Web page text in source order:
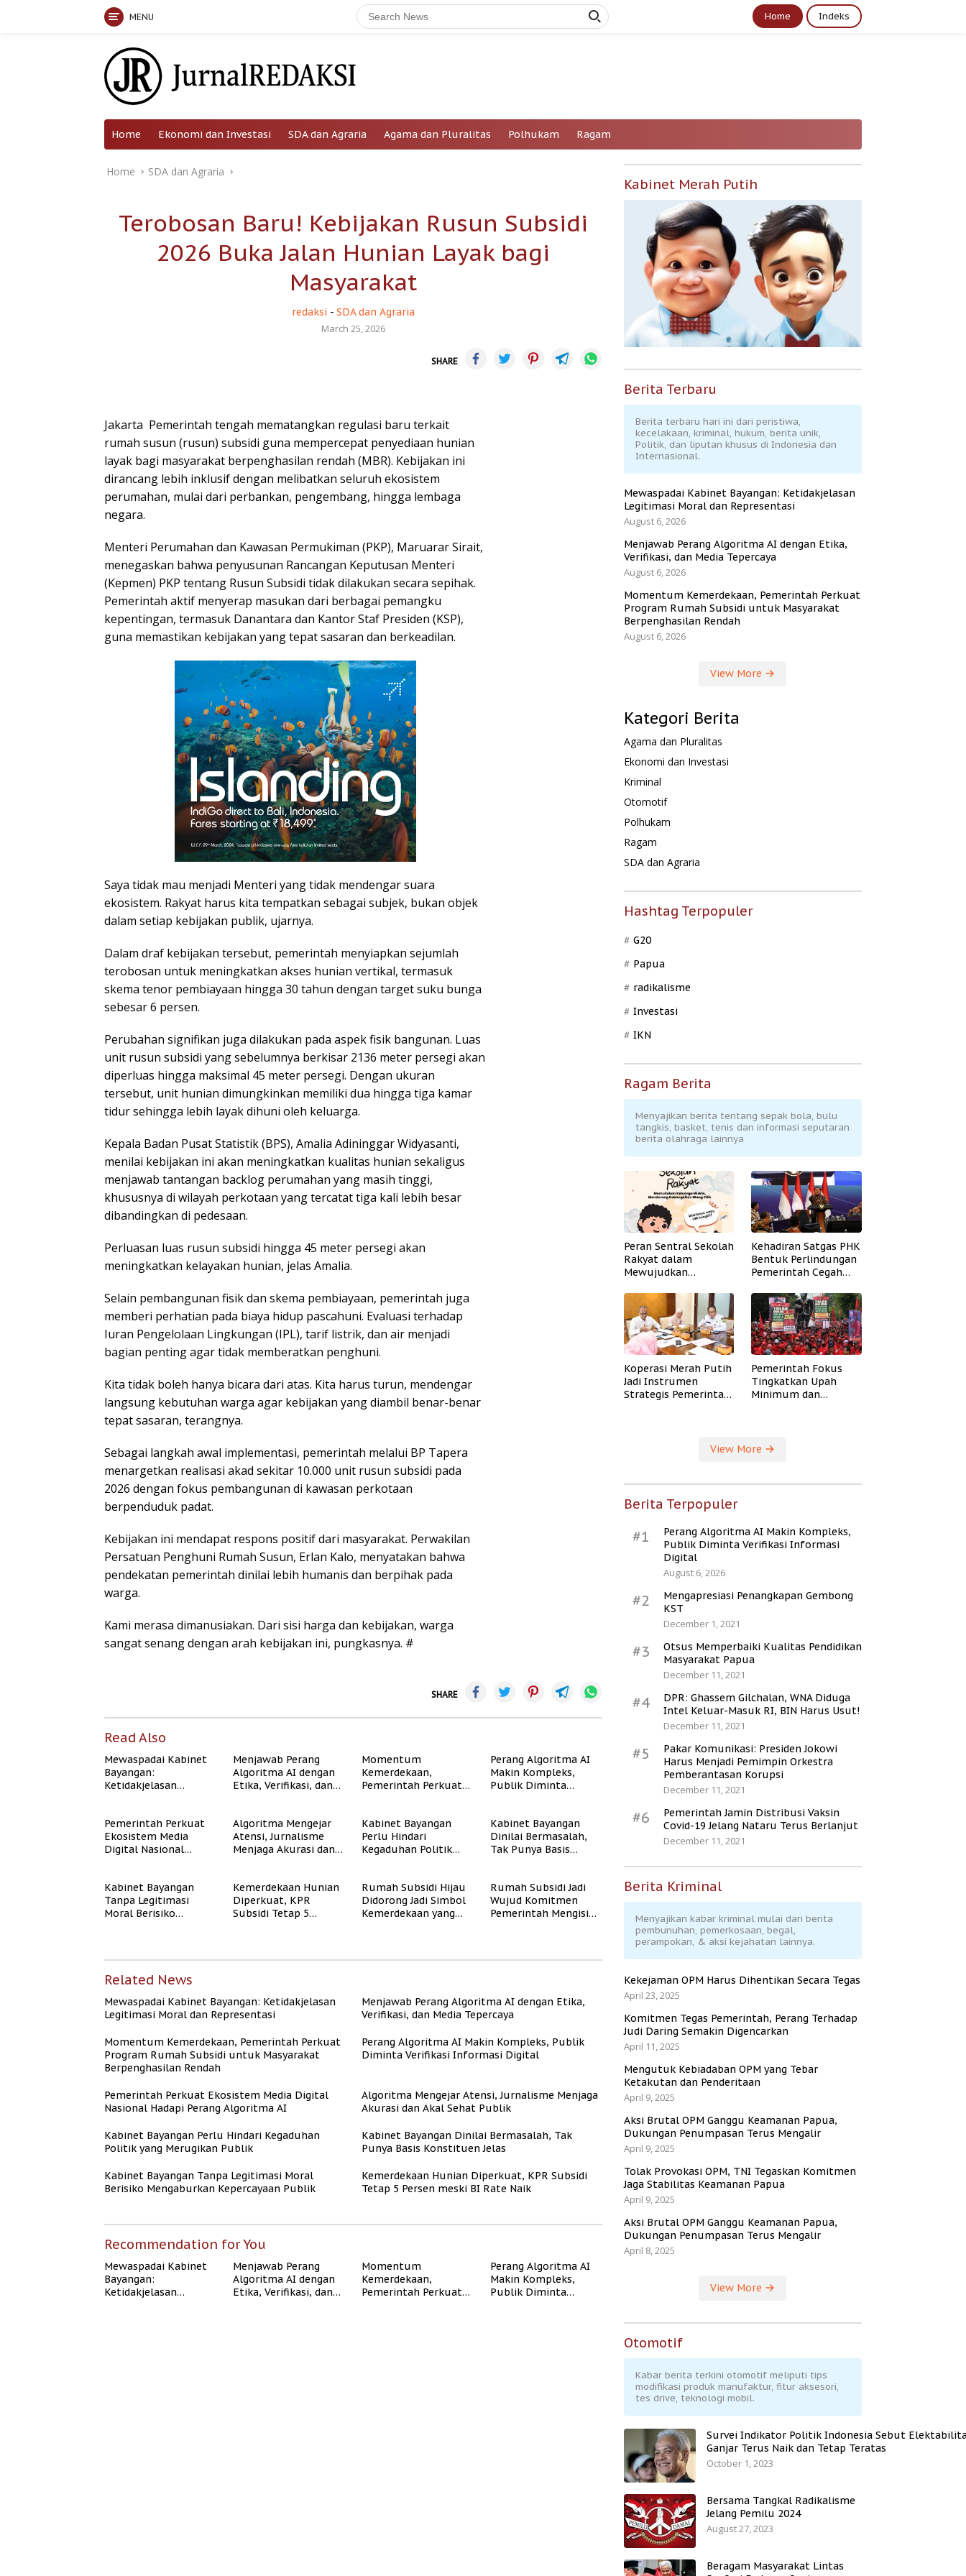
MENU Home Indeks
Home Ekonomi dan Investasi SDA dan Agraria Agama dan Pluralitas Polhukam Ragam
Home SDA dan Agraria
Terobosan Baru! Kebijakan Rusun Subsidi
2026 Buka Jalan Hunian Layak bagi
Masyarakat
redaksi - SDA dan Agraria
March 25, 2026
SHARE
Jakarta  Pemerintah tengah mematangkan regulasi baru terkait
rumah susun (rusun) subsidi guna mempercepat penyediaan hunian
layak bagi masyarakat berpenghasilan rendah (MBR). Kebijakan ini
dirancang lebih inklusif dengan melibatkan seluruh ekosistem
perumahan, mulai dari perbankan, pengembang, hingga lembaga
negara.
Menteri Perumahan dan Kawasan Permukiman (PKP), Maruarar Sirait,
menegaskan bahwa penyusunan Rancangan Keputusan Menteri
(Kepmen) PKP tentang Rusun Subsidi tidak dilakukan secara sepihak.
Pemerintah aktif menyerap masukan dari berbagai pemangku
kepentingan, termasuk Danantara dan Kantor Staf Presiden (KSP),
guna memastikan kebijakan yang tepat sasaran dan berkeadilan.
Saya tidak mau menjadi Menteri yang tidak mendengar suara
ekosistem. Rakyat harus kita tempatkan sebagai subjek, bukan objek
dalam setiap kebijakan publik, ujarnya.
Dalam draf kebijakan tersebut, pemerintah menyiapkan sejumlah
terobosan untuk meningkatkan akses hunian vertikal, termasuk
skema tenor pembiayaan hingga 30 tahun dengan target suku bunga
sebesar 6 persen.
Perubahan signifikan juga dilakukan pada aspek fisik bangunan. Luas
unit rusun subsidi yang sebelumnya berkisar 2136 meter persegi akan
diperluas hingga maksimal 45 meter persegi. Dengan ukuran
tersebut, unit hunian dimungkinkan memiliki dua hingga tiga kamar
tidur sehingga lebih layak dihuni oleh keluarga.
Kepala Badan Pusat Statistik (BPS), Amalia Adininggar Widyasanti,
menilai kebijakan ini akan meningkatkan kualitas hunian sekaligus
menjawab tantangan backlog perumahan yang masih tinggi,
khususnya di wilayah perkotaan yang tercatat tiga kali lebih besar
dibandingkan di pedesaan.
Perluasan luas rusun subsidi hingga 45 meter persegi akan
meningkatkan kelayakan hunian, jelas Amalia.
Selain pembangunan fisik dan skema pembiayaan, pemerintah juga
memberi perhatian pada biaya hidup pascahuni. Evaluasi terhadap
Iuran Pengelolaan Lingkungan (IPL), tarif listrik, dan air menjadi
bagian penting agar tidak memberatkan penghuni.
Kita tidak boleh hanya bicara dari atas. Kita harus turun, mendengar
langsung kebutuhan warga agar kebijakan yang diambil benar-benar
tepat sasaran, terangnya.
Sebagai langkah awal implementasi, pemerintah melalui BP Tapera
menargetkan realisasi akad sekitar 10.000 unit rusun subsidi pada
2026 dengan fokus pembangunan di kawasan perkotaan
berpenduduk padat.
Kebijakan ini mendapat respons positif dari masyarakat. Perwakilan
Persatuan Penghuni Rumah Susun, Erlan Kalo, menyatakan bahwa
pendekatan pemerintah dinilai lebih humanis dan berpihak pada
warga.
Kami merasa dimanusiakan. Dari sisi harga dan kebijakan, warga
sangat senang dengan arah kebijakan ini, pungkasnya. #
SHARE
Read Also
Mewaspadai Kabinet
Bayangan:
Ketidakjelasan
Menjawab Perang
Algoritma AI dengan
Etika, Verifikasi, dan
Momentum
Kemerdekaan,
Pemerintah Perkuat
Masyarakat
Berpenghasilan
Rendah
Perang Algoritma AI
Makin Kompleks,
Publik Diminta
Pemerintah Perkuat
Ekosistem Media
Digital Nasional
Algoritma Mengejar
Atensi, Jurnalisme
Menjaga Akurasi dan
Kabinet Bayangan
Perlu Hindari
Kegaduhan Politik
Kabinet Bayangan
Dinilai Bermasalah,
Tak Punya Basis
Kabinet Bayangan
Tanpa Legitimasi
Moral Berisiko
Kemerdekaan Hunian
Diperkuat, KPR
Subsidi Tetap 5
Rumah Subsidi Hijau
Didorong Jadi Simbol
Kemerdekaan yang
Rumah Subsidi Jadi
Wujud Komitmen
Pemerintah Mengisi
Related News
Mewaspadai Kabinet Bayangan: Ketidakjelasan
Legitimasi Moral dan Representasi
Menjawab Perang Algoritma AI dengan Etika,
Verifikasi, dan Media Tepercaya
Momentum Kemerdekaan, Pemerintah Perkuat
Program Rumah Subsidi untuk Masyarakat
Berpenghasilan Rendah
Perang Algoritma AI Makin Kompleks, Publik
Diminta Verifikasi Informasi Digital
Pemerintah Perkuat Ekosistem Media Digital
Nasional Hadapi Perang Algoritma AI
Algoritma Mengejar Atensi, Jurnalisme Menjaga
Akurasi dan Akal Sehat Publik
Kabinet Bayangan Perlu Hindari Kegaduhan
Politik yang Merugikan Publik
Kabinet Bayangan Dinilai Bermasalah, Tak
Punya Basis Konstituen Jelas
Kabinet Bayangan Tanpa Legitimasi Moral
Berisiko Mengaburkan Kepercayaan Publik
Kemerdekaan Hunian Diperkuat, KPR Subsidi
Tetap 5 Persen meski BI Rate Naik
Recommendation for You
Mewaspadai Kabinet
Bayangan:
Ketidakjelasan
Menjawab Perang
Algoritma AI dengan
Etika, Verifikasi, dan
Momentum
Kemerdekaan,
Pemerintah Perkuat
Perang Algoritma AI
Makin Kompleks,
Publik Diminta
Kabinet Merah Putih
Berita Terbaru
Berita terbaru hari ini dari peristiwa,
kecelakaan, kriminal, hukum, berita unik,
Politik, dan liputan khusus di Indonesia dan
Internasional.
Mewaspadai Kabinet Bayangan: Ketidakjelasan
Legitimasi Moral dan Representasi
August 6, 2026
Menjawab Perang Algoritma AI dengan Etika,
Verifikasi, dan Media Tepercaya
August 6, 2026
Momentum Kemerdekaan, Pemerintah Perkuat
Program Rumah Subsidi untuk Masyarakat
Berpenghasilan Rendah
August 6, 2026
View More
Kategori Berita
Agama dan Pluralitas
Ekonomi dan Investasi
Kriminal
Otomotif
Polhukam
Ragam
SDA dan Agraria
Hashtag Terpopuler
G20
Papua
radikalisme
Investasi
IKN
Ragam Berita
Menyajikan berita tentang sepak bola, bulu
tangkis, basket, tenis dan informasi seputaran
berita olahraga lainnya
Peran Sentral Sekolah
Rakyat dalam
Mewujudkan
Kehadiran Satgas PHK
Bentuk Perlindungan
Pemerintah Cegah
Koperasi Merah Putih
Jadi Instrumen
Strategis Pemerintah
Pemerintah Fokus
Tingkatkan Upah
Minimum dan
View More
Berita Terpopuler
#1
Perang Algoritma AI Makin Kompleks,
Publik Diminta Verifikasi Informasi
Digital
August 6, 2026
#2
Mengapresiasi Penangkapan Gembong
KST
December 1, 2021
#3
Otsus Memperbaiki Kualitas Pendidikan
Masyarakat Papua
December 11, 2021
#4
DPR: Ghassem Gilchalan, WNA Diduga
Intel Keluar-Masuk RI, BIN Harus Usut!
December 11, 2021
#5
Pakar Komunikasi: Presiden Jokowi
Harus Menjadi Pemimpin Orkestra
Pemberantasan Korupsi
December 11, 2021
#6
Pemerintah Jamin Distribusi Vaksin
Covid-19 Jelang Nataru Terus Berlanjut
December 11, 2021
Berita Kriminal
Menyajikan kabar kriminal mulai dari berita
pembunuhan, pemerkosaan, begal,
perampokan, & aksi kejahatan lainnya.
Kekejaman OPM Harus Dihentikan Secara Tegas
April 23, 2025
Komitmen Tegas Pemerintah, Perang Terhadap
Judi Daring Semakin Digencarkan
April 11, 2025
Mengutuk Kebiadaban OPM yang Tebar
Ketakutan dan Penderitaan
April 9, 2025
Aksi Brutal OPM Ganggu Keamanan Papua,
Dukungan Penumpasan Terus Mengalir
April 9, 2025
Tolak Provokasi OPM, TNI Tegaskan Komitmen
Jaga Stabilitas Keamanan Papua
April 9, 2025
Aksi Brutal OPM Ganggu Keamanan Papua,
Dukungan Penumpasan Terus Mengalir
April 8, 2025
View More
Otomotif
Kabar berita terkini otomotif meliputi tips
modifikasi produk manufaktur, fitur aksesori,
tes drive, teknologi mobil.
Survei Indikator Politik Indonesia Sebut
Ganjar Terus Naik dan Tetap Teratas
October 1, 2023
Bersama Tangkal Radikalisme
Jelang Pemilu 2024
August 27, 2023
Beragam Masyarakat Lintas